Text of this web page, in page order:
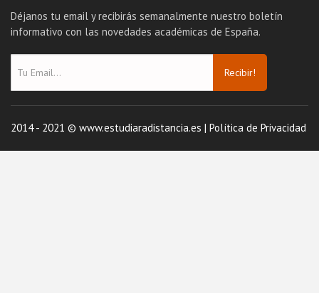
Déjanos tu email y recibirás semanalmente nuestro boletín
informativo con las novedades académicas de España.
Recibir!
2014 - 2021 © www.estudiaradistancia.es | Política de Privacidad